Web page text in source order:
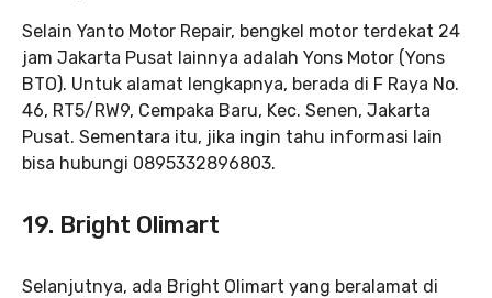
Selain Yanto Motor Repair, bengkel motor terdekat 24
jam Jakarta Pusat lainnya adalah Yons Motor (Yons
BTO). Untuk alamat lengkapnya, berada di F Raya No.
46, RT5/RW9, Cempaka Baru, Kec. Senen, Jakarta
Pusat. Sementara itu, jika ingin tahu informasi lain
bisa hubungi 0895332896803.
19. Bright Olimart
Selanjutnya, ada Bright Olimart yang beralamat di